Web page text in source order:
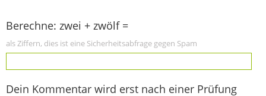
Berechne: zwei + zwölf =
als Ziffern, dies ist eine Sicherheitsabfrage gegen Spam
Dein Kommentar wird erst nach einer Prüfung